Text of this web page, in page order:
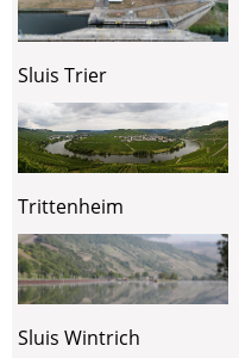
Sluis Trier
Trittenheim
Sluis Wintrich